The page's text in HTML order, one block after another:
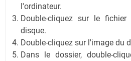
l'ordinateur.
Double-cliquez sur le
disque.
Double-cliquez sur l'image du
Dans le dossier, double-